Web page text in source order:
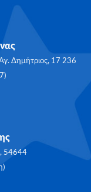
17 236
54644